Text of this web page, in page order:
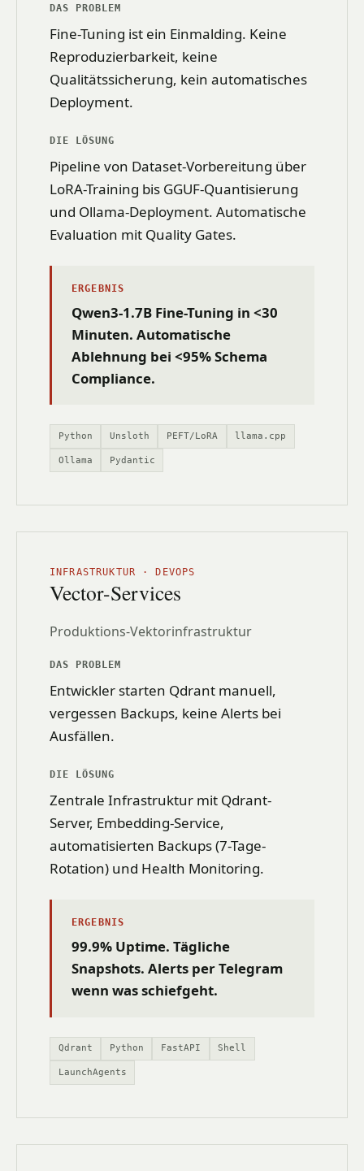
DAS PROBLEM
Fine-Tuning ist ein Einmalding. Keine
Reproduzierbarkeit, keine
Qualitätssicherung, kein automatisches
Deployment.
DIE LÖSUNG
Pipeline von Dataset-Vorbereitung über
LoRA-Training bis GGUF-Quantisierung
und Ollama-Deployment. Automatische
Evaluation mit Quality Gates.
ERGEBNIS
Qwen3-1.7B Fine-Tuning in <30
Minuten. Automatische
Ablehnung bei <95% Schema
Compliance.
Python Unsloth PEFT/LoRA llama.cpp
Ollama Pydantic
INFRASTRUKTUR · DEVOPS
Vector-Services
Produktions-Vektorinfrastruktur
DAS PROBLEM
Entwickler starten Qdrant manuell,
vergessen Backups, keine Alerts bei
Ausfällen.
DIE LÖSUNG
Zentrale Infrastruktur mit Qdrant-
Server, Embedding-Service,
automatisierten Backups (7-Tage-
Rotation) und Health Monitoring.
ERGEBNIS
99.9% Uptime. Tägliche
Snapshots. Alerts per Telegram
wenn was schiefgeht.
Qdrant Python FastAPI Shell
LaunchAgents